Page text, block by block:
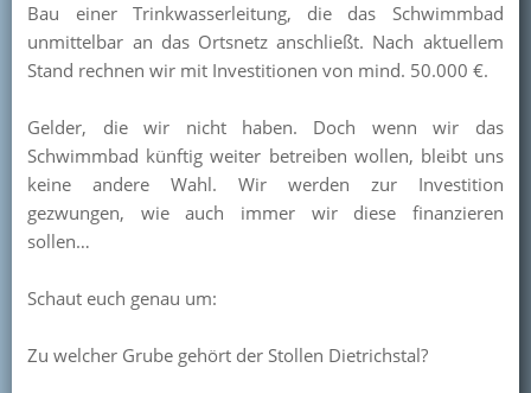
Team
Pressearchiv
Mitglied werden
Bau einer Trinkwasserleitung, die das Schwimmbad
unmittelbar an das Ortsnetz anschließt. Nach aktuellem
Stand rechnen wir mit Investitionen von mind. 50.000 €.
Gelder, die wir nicht haben. Doch wenn wir das
Schwimmbad künftig weiter betreiben wollen, bleibt uns
keine andere Wahl. Wir werden zur Investition
gezwungen, wie auch immer wir diese finanzieren
sollen…
Schaut euch genau um:
Zu welcher Grube gehört der Stollen Dietrichstal?